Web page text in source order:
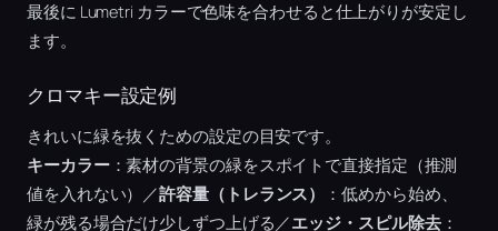
最後に Lumetri カラーで色味を合わせると仕上がりが安定し
ます。
クロマキー設定例
きれいに緑を抜くための設定の目安です。
キーカラー：素材の背景の緑をスポイトで直接指定（推測
値を入れない）／許容量（トレランス）
：低めから始め、
緑が残る場合だけ少しずつ上げる／エッジ・スピル除去：